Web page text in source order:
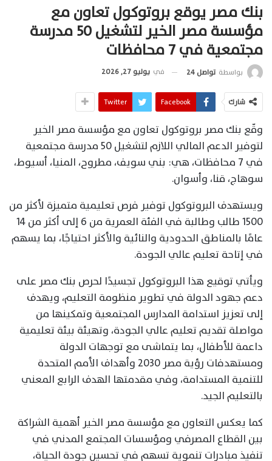
بنك مصر يوقع بروتوكول تعاون مع
مؤسسة مصر الخير لتشغيل 50 مدرسة
مجتمعية في 7 محافظات
بواسطة تواصل 24 في يوليو 27, 2026
شارك Facebook
Twitter
وقّع بنك مصر بروتوكول تعاون مع مؤسسة مصر الخير
لتوفير الدعم المالي اللازم لتشغيل 50 مدرسة مجتمعية
في 7 محافظات، هي: بني سويف، مطروح، المنيا، أسيوط،
سوهاج، قنا، وأسوان.
ويستهدف البروتوكول توفير فرص تعليمية متميزة لأكثر من
1500 طالب وطالبة في الفئة العمرية من 6 إلى أكثر من 14
عامًا بالمناطق الحدودية والنائية والأكثر احتياجًا، بما يسهم
في إتاحة تعليم عالي الجودة.
ويأتي توقيع هذا البروتوكول تجسيدًا لحرص بنك مصر على
دعم جهود الدولة في تطوير منظومة التعليم، ويهدف
إلى تعزيز استدامة المدارس المجتمعية وتمكينها من
مواصلة تقديم تعليم عالي الجودة، وتهيئة بيئة تعليمية
داعمة للأطفال، بما يتماشى مع توجهات الدولة
ومستهدفات رؤية مصر 2030 وأهداف الأمم المتحدة
للتنمية المستدامة، وفي مقدمتها الهدف الرابع المعني
بالتعليم الجيد.
كما يعكس التعاون مع مؤسسة مصر الخير أهمية الشراكة
بين القطاع المصرفي ومؤسسات المجتمع المدني في
تنفيذ مبادرات تنموية تسهم في تحسين جودة الحياة،